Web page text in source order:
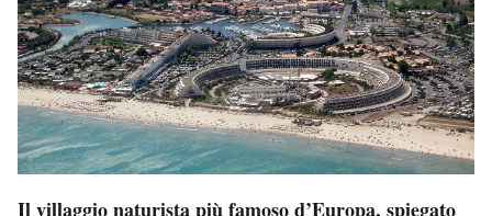
Il villaggio naturista più famoso d’Europa, spiegato